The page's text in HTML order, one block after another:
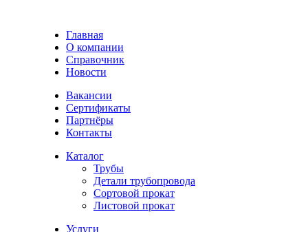
Главная
О компании
Справочник
Новости
Вакансии
Сертификаты
Партнёры
Контакты
Каталог
Трубы
Детали трубопровода
Сортовой прокат
Листовой прокат
Услуги